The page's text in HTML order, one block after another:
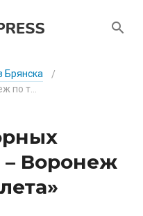
Брянска
/
– Воронеж